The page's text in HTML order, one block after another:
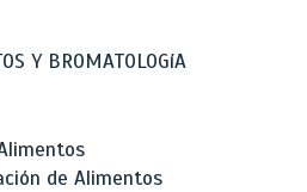
Y BROMATOLOGíA
de Alimentos